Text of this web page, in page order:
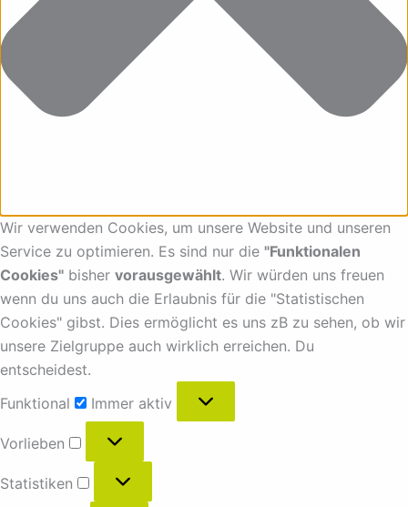
Wir verwenden Cookies, um unsere Website und unseren
Service zu optimieren. Es sind nur die "Funktionalen
Cookies" bisher vorausgewählt. Wir würden uns freuen
wenn du uns auch die Erlaubnis für die "Statistischen
Cookies" gibst. Dies ermöglicht es uns zB zu sehen, ob wir
unsere Zielgruppe auch wirklich erreichen. Du
entscheidest.
Funktional
Immer aktiv
Vorlieben
Statistiken